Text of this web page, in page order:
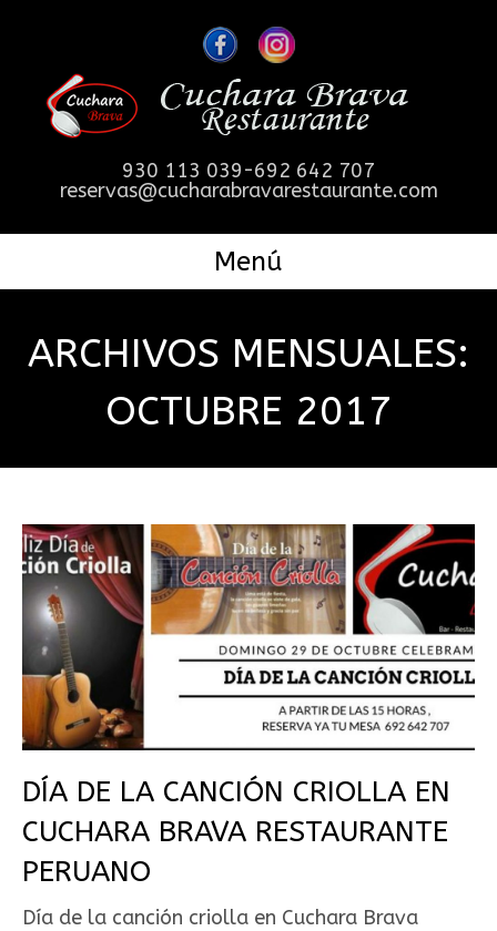
930 113 039-692 642 707
reservas@cucharabravarestaurante.com
Menú
ARCHIVOS MENSUALES:
OCTUBRE 2017
DÍA DE LA CANCIÓN CRIOLLA EN
CUCHARA BRAVA RESTAURANTE
PERUANO
Día de la canción criolla en Cuchara Brava